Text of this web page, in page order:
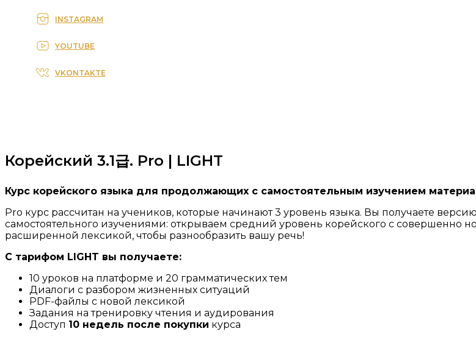
INSTAGRAM
YOUTUBE
VKONTAKTE
Корейский 3.1급. Pro | LIGHT
Курс корейского языка для продолжающих с самостоятельным изучением
Pro курс рассчитан на учеников, которые начинают 3 уровень языка. Вы получаете
самостоятельного изучениями: открываем средний уровень корейского с совершенно
расширенной лексикой, чтобы разнообразить вашу речь!
С тарифом LIGHT вы получаете:
10 уроков на платформе и 20 грамматических тем
Диалоги с разбором жизненных ситуаций
PDF-файлы с новой лексикой
Задания на тренировку чтения и аудирования
Доступ 10 недель после покупки курса